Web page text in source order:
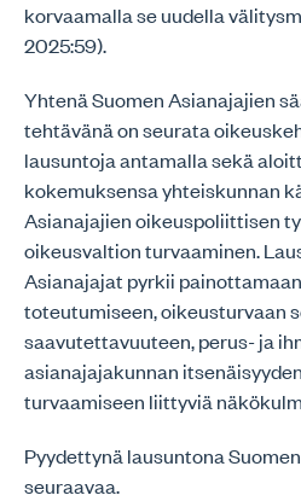
korvaamalla se uudella
2025:59).
Yhtenä Suomen Asianajajien
tehtävänä on seurata
lausuntoja antamalla sekä
kokemuksensa yhteiskunnan
Asianajajien oikeuspoliittisen
oikeusvaltion turvaaminen.
Asianajajat pyrkii
toteutumiseen, oikeusturvaan
saavutettavuuteen, perus- ja
asianajajakunnan
turvaamiseen liittyviä
Pyydettynä lausuntona
seuraavaa.